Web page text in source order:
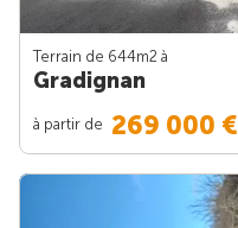
Terrain de 644m2 à
Gradignan
à partir de 269 000 €